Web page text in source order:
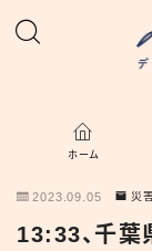
ホームホーム
2023.09.05 災
13:33、千